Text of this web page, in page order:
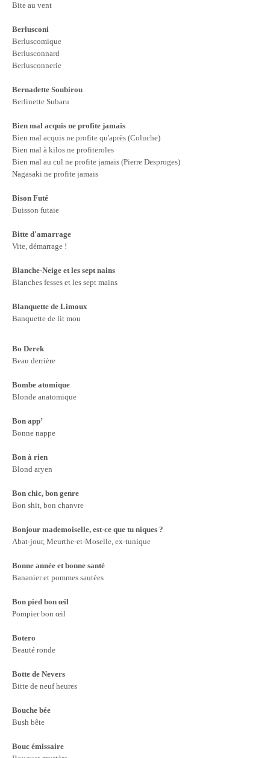
Bite au vent
Berlusconi
Berluscomique
Berlusconnard
Berlusconnerie
Bernadette Soubirou
Berlinette Subaru
Bien mal acquis ne profite jamais
Bien mal acquis ne profite qu'après (Coluche)
Bien mal à kilos ne profiteroles
Bien mal au cul ne profite jamais (Pierre Desproges)
Nagasaki ne profite jamais
Bison Futé
Buisson futaie
Bitte d'amarrage
Vite, démarrage !
Blanche-Neige et les sept nains
Blanches fesses et les sept mains
Blanquette de Limoux
Banquette de lit mou
Bo Derek
Beau derrière
Bombe atomique
Blonde anatomique
Bon app’
Bonne nappe
Bon à rien
Blond aryen
Bon chic, bon genre
Bon shit, bon chanvre
Bonjour mademoiselle, est-ce que tu niques ?
Abat-jour, Meurthe-et-Moselle, ex-tunique
Bonne année et bonne santé
Bananier et pommes sautées
Bon pied bon œil
Pompier bon œil
Botero
Beauté ronde
Botte de Nevers
Bitte de neuf heures
Bouche bée
Bush bête
Bouc émissaire